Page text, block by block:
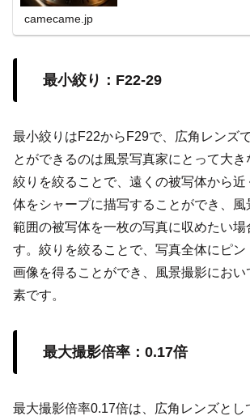
camecame.jp
最小絞り：F22-29
最小絞りはF22からF29で、広角レンズ
とができるのは風景写真家にとって大き
絞りを絞ることで、遠くの被写体から近
体をシャープに描写することができ、
範囲の被写体を一枚の写真に収めたい
す。絞りを絞ることで、写真全体にピン
画像を得ることができ、風景撮影にお
素です。
最大撮影倍率：0.17倍
最大撮影倍率0.17倍は、広角レンズとし